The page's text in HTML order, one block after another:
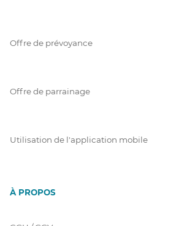
Offre de prévoyance
Offre de parrainage
Utilisation de l'application mobile
À PROPOS